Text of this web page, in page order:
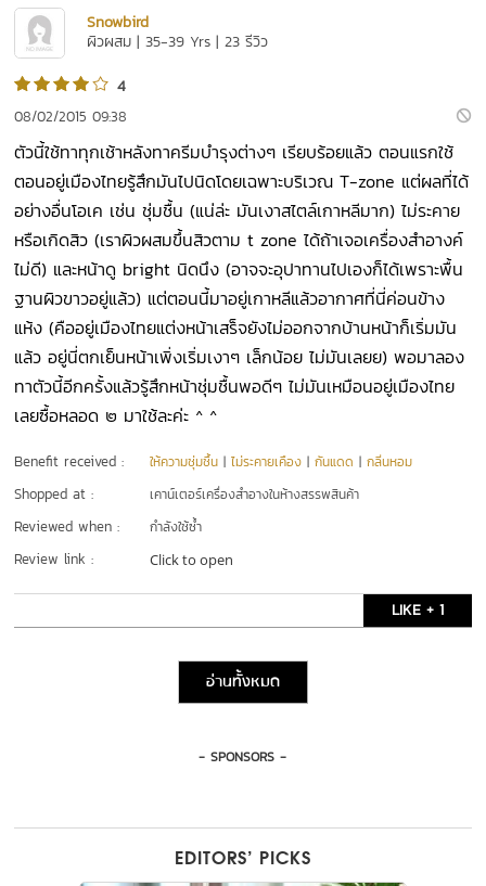
Snowbird
ผิวผสม | 35-39 Yrs | 23 รีวิว
4
08/02/2015 09:38
ตัวนี้ใช้ทาทุกเช้าหลังทาครีมบำรุงต่างๆ เรียบร้อยแล้ว ตอนแรกใช้
ตอนอยู่เมืองไทยรู้สึกมันไปนิดโดยเฉพาะบริเวณ T-zone แต่ผลที่ได้
อย่างอื่นโอเค เช่น ชุ่มชื้น (แน่ล่ะ มันเงาสไตล์เกาหลีมาก) ไม่ระคาย
หรือเกิดสิว (เราผิวผสมขึ้นสิวตาม t zone ได้ถ้าเจอเครื่องสำอางค์
ไม่ดี) และหน้าดู bright นิดนึง (อาจจะอุปาทานไปเองก็ได้เพราะพื้น
ฐานผิวขาวอยู่แล้ว) แต่ตอนนี้มาอยู่เกาหลีแล้วอากาศที่นี่ค่อนข้าง
แห้ง (คืออยู่เมืองไทยแต่งหน้าเสร็จยังไม่ออกจากบ้านหน้าก็เริ่มมัน
แล้ว อยู่นี่ตกเย็นหน้าเพิ่งเริ่มเงาๆ เล็กน้อย ไม่มันเลยย) พอมาลอง
ทาตัวนี้อีกครั้งแล้วรู้สึกหน้าชุ่มชื้นพอดีๆ ไม่มันเหมือนอยู่เมืองไทย
เลยซื้อหลอด ๒ มาใช้ละค่ะ ^ ^
Benefit received : ให้ความชุ่มชื้น |ไม่ระคายเคือง |กันแดด |กลิ่นหอม
Shopped at : เคาน์เตอร์เครื่องสำอางในห้างสรรพสินค้า
Reviewed when : กำลังใช้ซ้ำ
Review link : Click to open
LIKE + 1
อ่านทั้งหมด
- SPONSORS -
EDITORS’ PICKS